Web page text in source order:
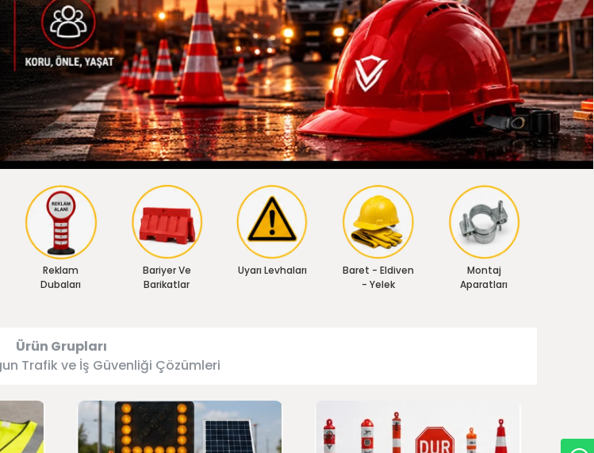
Reklam
Dubaları
Bariyer Ve
Barikatlar
Uyarı Levhaları
Baret - Eldiven
- Yelek
Montaj
Aparatları
Ürün Grupları
Trafik ve İş Güvenliği Çözümleri